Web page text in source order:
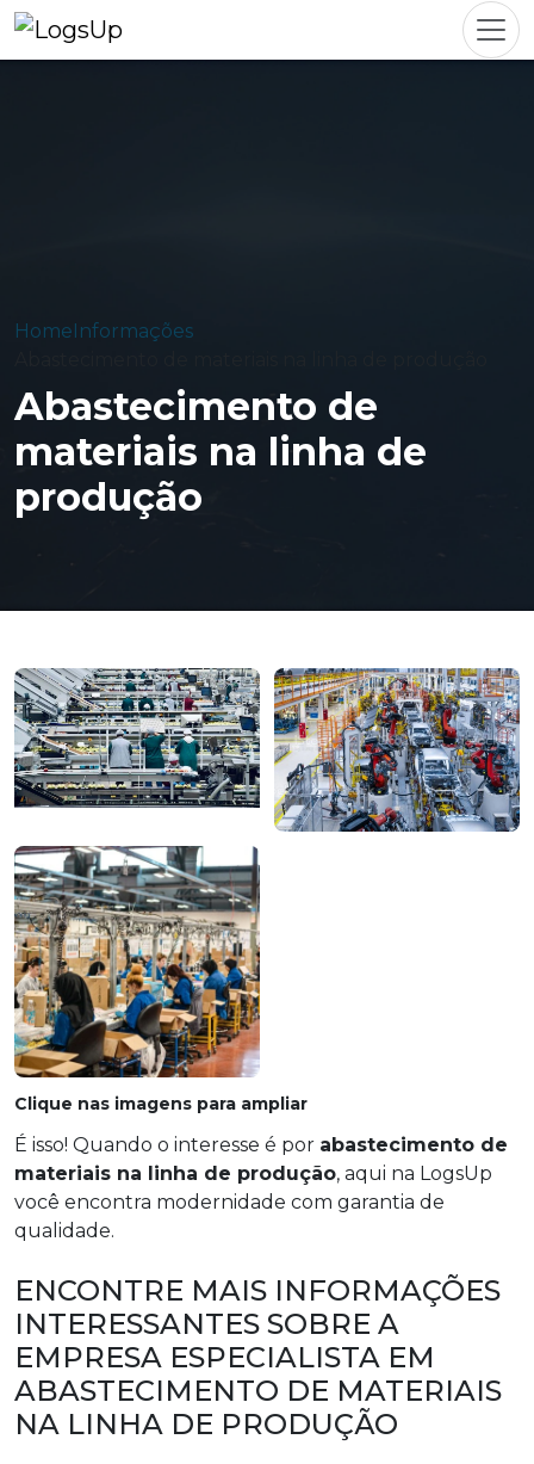
HomeInformações
Abastecimento de
materiais na linha de
produção
Clique nas imagens para ampliar
É isso! Quando o interesse é por abastecimento de
materiais na linha de produção, aqui na LogsUp
você encontra modernidade com garantia de
qualidade.
ENCONTRE MAIS INFORMAÇÕES
INTERESSANTES SOBRE A
EMPRESA ESPECIALISTA EM
ABASTECIMENTO DE MATERIAIS
NA LINHA DE PRODUÇÃO